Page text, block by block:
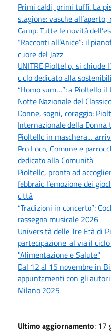
Primi caldi, primi tuffi. La
stagione: vasche
Camp. Tutte le novità
“Racconti all’Anice”: il
cuore del Jazz
UNITRE Pioltello, si chiude
ciclo dedicato alla
“Homo sum…”: a Pioltello il
Notte Nazionale del Classico
Donne, sogni, coraggio:
Internazionale della
Pioltello in maschera…
Pro Loco, Comune e
dedicato alla Comunità
Pioltello, pronta ad
febbraio l’emozione dei
città
“Tradizioni in concerto”:
rassegna musicale 2026
Università delle Tre Età di
partecipazione: al via il
"Alimentazione e Salute"
Dal 12 al 15 novembre in
appuntamenti con gli
Milano 2025
Ultimo aggiornamento: 17